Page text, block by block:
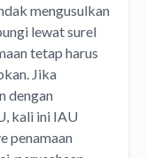
mengusulkan
lewat surel
tetap harus
Jika
dengan
kali ini IAU
penamaan